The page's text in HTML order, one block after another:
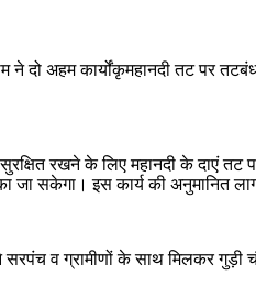
कार्योंकृमहानदी तट पर तटबंध
रखने के लिए महानदी के दाएं तट
जा सकेगा। इस कार्य की अनुमानित
व ग्रामीणों के साथ मिलकर